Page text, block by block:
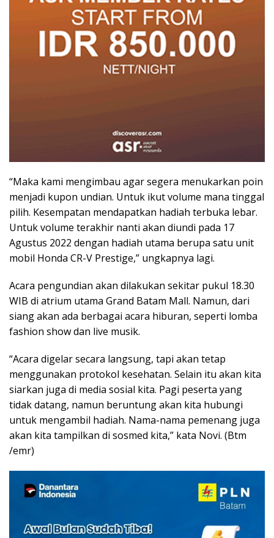
“Maka kami mengimbau agar segera menukarkan poin
menjadi kupon undian. Untuk ikut volume mana tinggal
pilih. Kesempatan mendapatkan hadiah terbuka lebar.
Untuk volume terakhir nanti akan diundi pada 17
Agustus 2022 dengan hadiah utama berupa satu unit
mobil Honda CR-V Prestige,” ungkapnya lagi.
Acara pengundian akan dilakukan sekitar pukul 18.30
WIB di atrium utama Grand Batam Mall. Namun, dari
siang akan ada berbagai acara hiburan, seperti lomba
fashion show dan live musik.
“Acara digelar secara langsung, tapi akan tetap
menggunakan protokol kesehatan. Selain itu akan kita
siarkan juga di media sosial kita. Pagi peserta yang
tidak datang, namun beruntung akan kita hubungi
untuk mengambil hadiah. Nama-nama pemenang juga
akan kita tampilkan di sosmed kita,” kata Novi. (Btm
/emr)